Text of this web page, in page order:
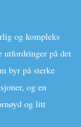
og kompleks
utfordringer på det
byr på sterke
og en
og litt